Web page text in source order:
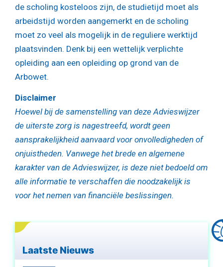
de scholing kosteloos zijn, de studietijd moet als
arbeidstijd worden aangemerkt en de scholing
moet zo veel als mogelijk in de reguliere werktijd
plaatsvinden. Denk bij een wettelijk verplichte
opleiding aan een opleiding op grond van de
Arbowet.
Disclaimer
Hoewel bij de samenstelling van deze Advieswijzer
de uiterste zorg is nagestreefd, wordt geen
aansprakelijkheid aanvaard voor onvolledigheden of
onjuistheden. Vanwege het brede en algemene
karakter van de Advieswijzer, is deze niet bedoeld om
alle informatie te verschaffen die noodzakelijk is
voor het nemen van financiële beslissingen.
Laatste Nieuws